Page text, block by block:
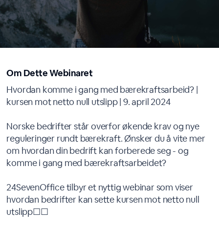
Om Dette Webinaret
Hvordan komme i gang med bærekraftsarbeid? |
kursen mot netto null utslipp | 9. april 2024
Norske bedrifter står overfor økende krav og nye
reguleringer rundt bærekraft. Ønsker du å vite mer
om hvordan din bedrift kan forberede seg - og
komme i gang med bærekraftsarbeidet?
24SevenOffice tilbyr et nyttig webinar som viser
hvordan bedrifter kan sette kursen mot netto null
utslipp☐☐